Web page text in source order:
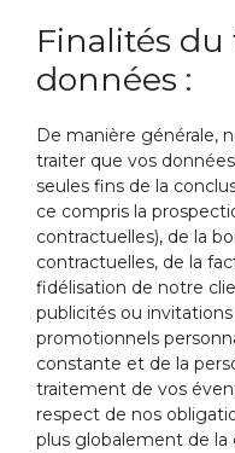
Finalités
données :
De manière générale,
traiter que vos
seules fins de la
ce compris la
contractuelles), de la
contractuelles, de la
fidélisation de notre
publicités ou
promotionnels
constante et de la
traitement de vos
respect de nos
plus globalement de